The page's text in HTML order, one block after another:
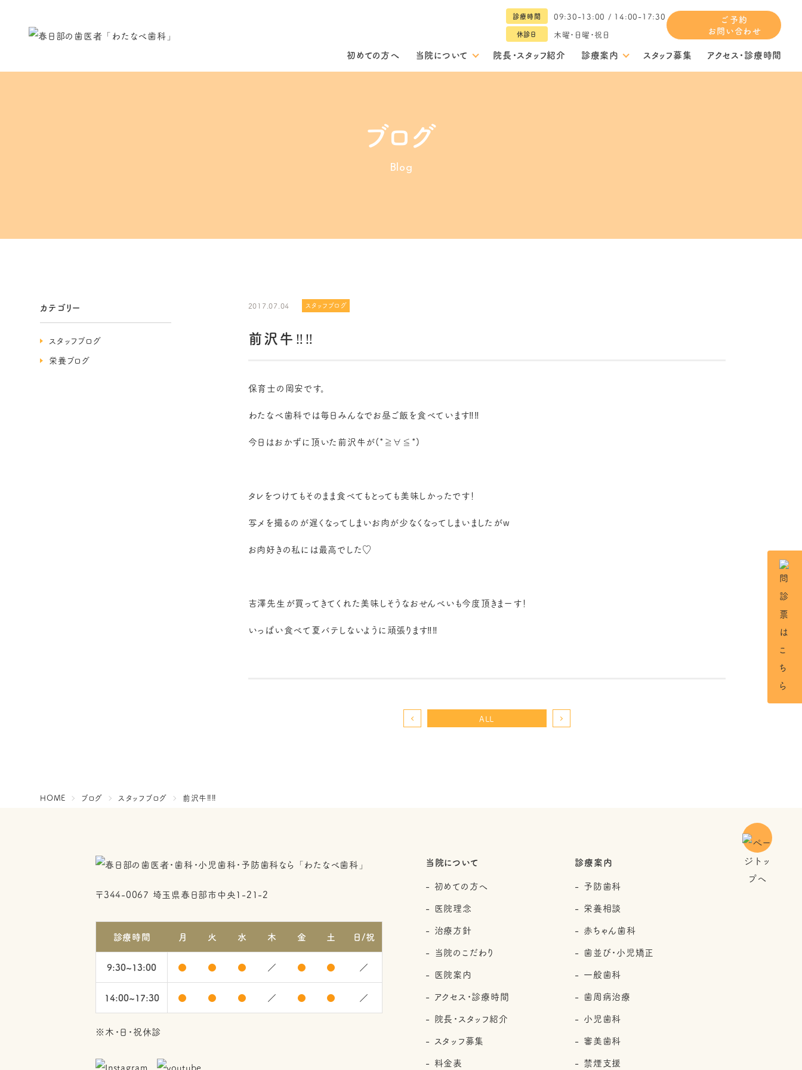
診療時間 09:30-13:00 / 14:00-17:30
休診日 木曜・日曜・祝日
ご予約
お問い合わせ
初めての方へ 当院について 院長・スタッフ紹介 診療案内 スタッフ募集 アクセス・診療時間
ブログ
Blog
カテゴリー
スタッフブログ
栄養ブログ
2017.07.04 スタッフブログ
前沢牛‼︎‼︎
保育士の岡安です。
わたなべ歯科では毎日みんなでお昼ご飯を食べています‼︎‼︎
今日はおかずに頂いた前沢牛が(*≧∀≦*)
タレをつけてもそのまま食べてもとっても美味しかったです！
写メを撮るのが遅くなってしまいお肉が少なくなってしまいましたがw
お肉好きの私には最高でした♡
吉澤先生が買ってきてくれた美味しそうなおせんべいも今度頂きまーす！
いっぱい食べて夏バテしないように頑張ります‼︎‼︎
ALL
HOME ブログ スタッフブログ 前沢牛‼︎‼︎
〒344-0067 埼玉県春日部市中央1-21-2
診療時間 月 火 水 木 金 土 日/祝
9:30~13:00 ● ● ● ／ ● ● ／
14:00~17:30 ● ● ● ／ ● ● ／
※木・日・祝休診
当院について
初めての方へ
医院理念
治療方針
当院のこだわり
医院案内
アクセス・診療時間
院長・スタッフ紹介
スタッフ募集
料金表
診療案内
予防歯科
栄養相談
赤ちゃん歯科
歯並び・小児矯正
一般歯科
歯周病治療
小児歯科
審美歯科
禁煙支援